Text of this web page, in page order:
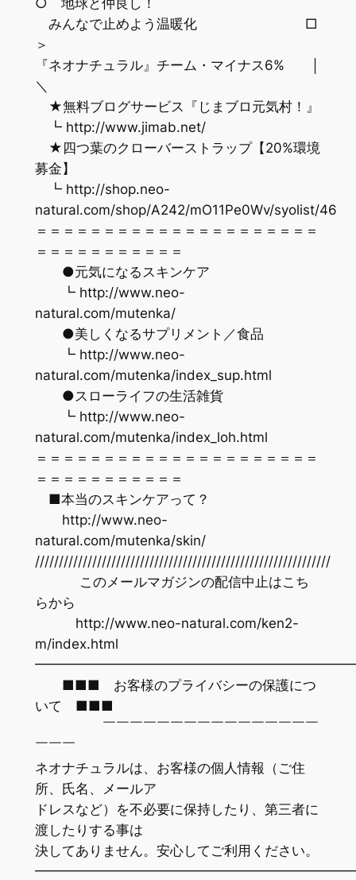
みんなで止めよう温暖化 □
＞
『ネオナチュラル』チーム・マイナス6% │
＼
★無料ブログサービス『じまブロ元気村！』
┗ http://www.jimab.net/
★四つ葉のクローバーストラップ【20%環境
募金】
┗ http://shop.neo-
natural.com/shop/A242/mO11Pe0Wv/syolist/46
＝＝＝＝＝＝＝＝＝＝＝＝＝＝＝＝＝＝＝＝＝
＝＝＝＝＝＝＝＝＝＝＝
●元気になるスキンケア
┗ http://www.neo-
natural.com/mutenka/
●美しくなるサプリメント／食品
┗ http://www.neo-
natural.com/mutenka/index_sup.html
●スローライフの生活雑貨
┗ http://www.neo-
natural.com/mutenka/index_loh.html
＝＝＝＝＝＝＝＝＝＝＝＝＝＝＝＝＝＝＝＝＝
＝＝＝＝＝＝＝＝＝＝＝
■本当のスキンケアって？
http://www.neo-
natural.com/mutenka/skin/
//////////////////////////////////////////////////////////////
このメールマガジンの配信中止はこち
らから
http://www.neo-natural.com/ken2-
m/index.html
■■■ お客様のプライバシーの保護につ
いて ■■■
￣￣￣￣￣￣￣￣￣￣￣￣￣￣￣￣
￣￣￣
ネオナチュラルは、お客様の個人情報（ご住
所、氏名、メールア
ドレスなど）を不必要に保持したり、第三者に
渡したりする事は
決してありません。安心してご利用ください。